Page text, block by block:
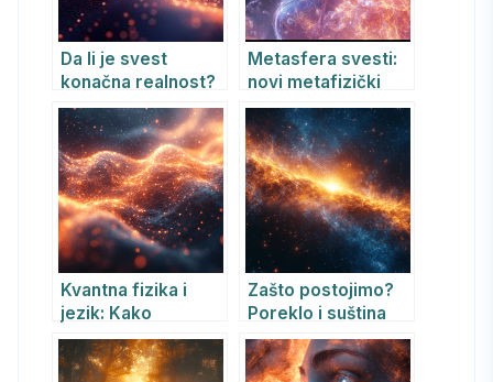
Da li je svest
konačna realnost?
Sveobuhvatno
istraživanje
Analitičkog
idealizma Bernarda
Kastrupa
Metasfera svesti:
novi metafizički
model stvarnosti
Kvantna fizika i
jezik: Kako
lingvistika i svest
oblikuju stvarnost
Zašto postojimo?
Poreklo i suština
postojanja svega